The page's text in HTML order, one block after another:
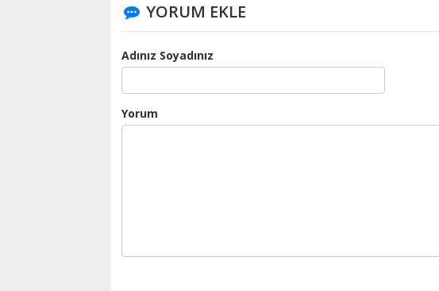
YORUM EKLE
Adınız Soyadınız
Yorum